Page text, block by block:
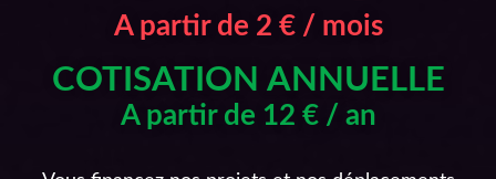
A partir de 2 € / mois
COTISATION ANNUELLE
A partir de 12 € / an